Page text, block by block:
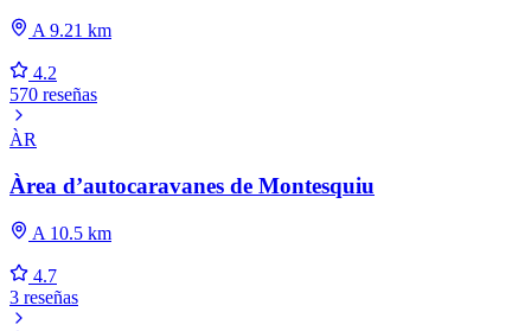
A 9.21 km
4.2
570 reseñas
ÀR
Àrea d’autocaravanes de Montesquiu
A 10.5 km
4.7
3 reseñas